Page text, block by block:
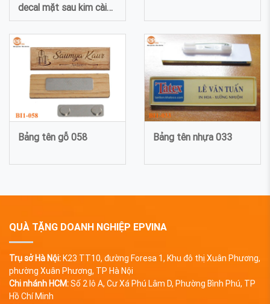
decal mặt sau kim cài
032
Bảng tên gỗ 058 Bảng tên nhựa 033
QUÀ TẶNG DOANH NGHIỆP EPVINA
Trụ sở Hà Nội:K23 TT10, đường Foresa 1, Khu đô thị Xuân Phương,
phường Xuân Phương, TP Hà Nội
Chi nhánh HCM:Số 2 lô A, Cư Xá Phú Lâm D, Phường Bình Phú, TP
Hồ Chí Minh